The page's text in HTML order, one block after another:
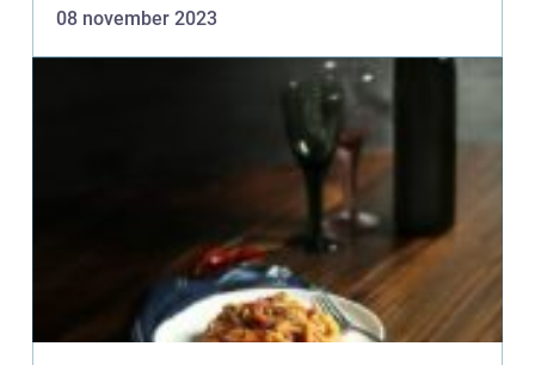
aftensmad ti...
08 november 2023